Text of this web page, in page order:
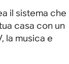
il sistema che
casa con un
la musica e